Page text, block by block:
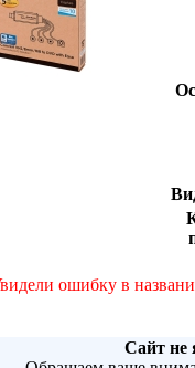
ошибку в
Сайт не